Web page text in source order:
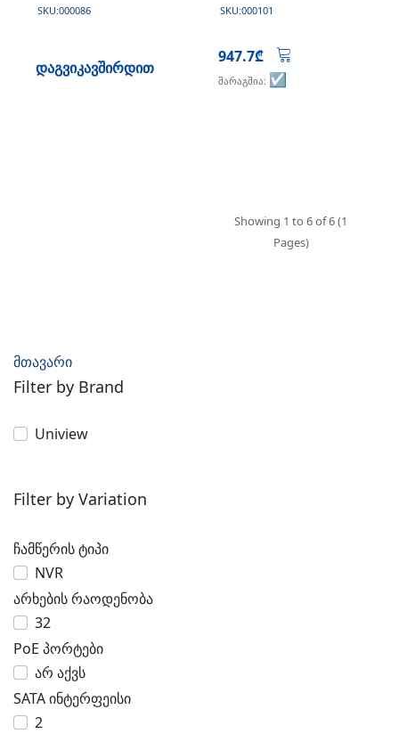
მთავარი
Filter by Brand
Uniview
Filter by Variation
ჩამწერის ტიპი
NVR
არხების რაოდენობა
32
PoE პორტები
არ აქვს
SATA ინტერფეისი
2
SKU:000086
დაგვიკავშირდით
SKU:000101
947.7₾
მარაგშია: ☑️
Showing 1 to 6 of 6 (1
Pages)